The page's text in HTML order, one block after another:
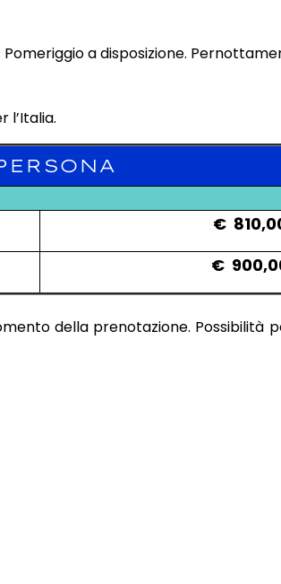
a disposizione.
l’Italia.
€
€
della prenotazione. Possibilità